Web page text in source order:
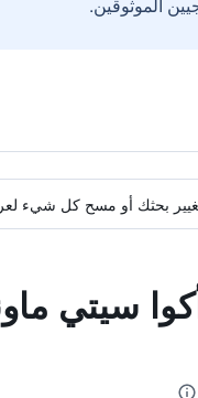
بحثك أو مسح كل شيء
سيتي